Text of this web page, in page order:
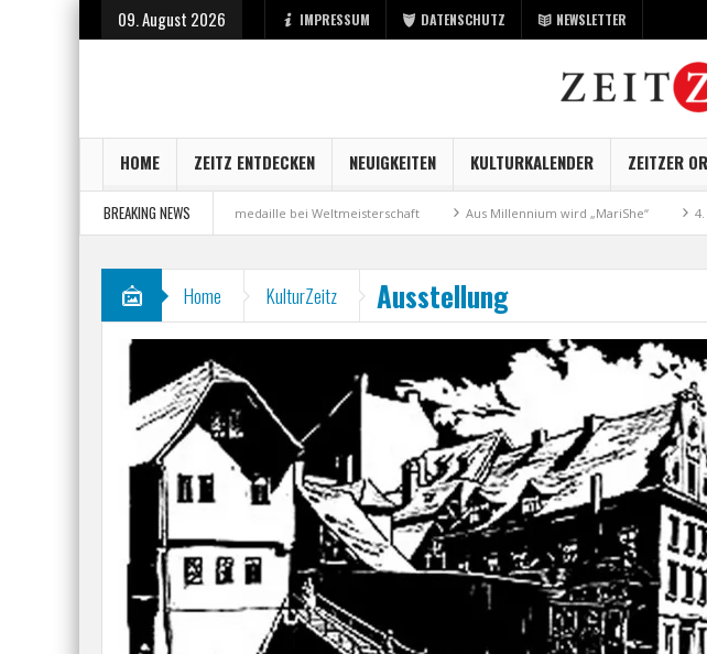
09. August 2026 IMPRESSUM DATENSCHUTZ NEWSLETTER
HOME ZEITZ ENTDECKEN NEUIGKEITEN KULTURKALENDER ZEITZER
BREAKING NEWS
Bronzemedaille bei Weltmeisterschaft Aus Millennium wird „MariShe“ 4. Kunstfest
Home KulturZeitz Ausstellung